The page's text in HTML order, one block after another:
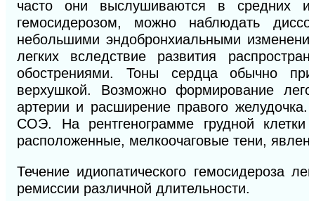
часто они выслушиваются в средних
гемосидерозом, можно наблюдать
небольшими эндобронхиальными
легких вследствие развития
обострениями. Тоны сердца обычно
верхушкой. Возможно формирование
артерии и расширение правого
СОЭ. На рентгенограмме грудной
расположенные, мелкоочаговые тени,
Течение идиопатического гемосидероза
ремиссии различной длительности.